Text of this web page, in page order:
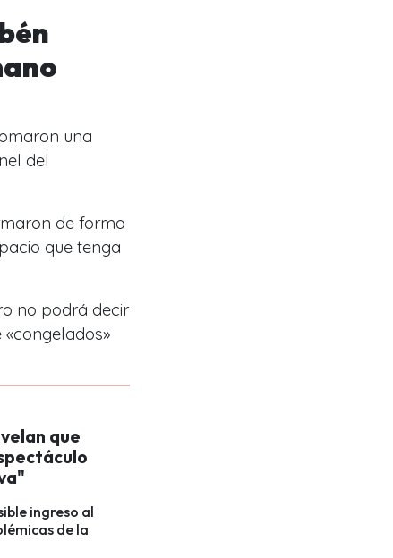
una
del
de forma
que tenga
no podrá decir
que
ingreso al
de la